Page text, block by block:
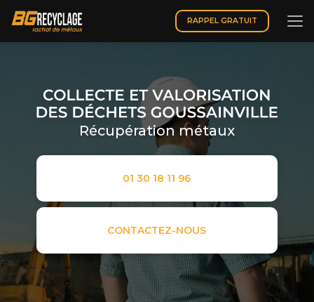
contenu
principal
RAPPEL GRATUIT
Récupération métaux
01 30 18 11 96
CONTACTEZ-NOUS